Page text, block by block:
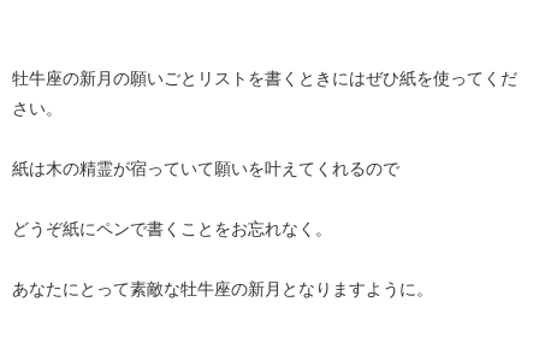
牡牛座の新月の願いごとリストを書くときにはぜひ紙を使ってくだ
さい。
紙は木の精霊が宿っていて願いを叶えてくれるので
どうぞ紙にペンで書くことをお忘れなく。
あなたにとって素敵な牡牛座の新月となりますように。